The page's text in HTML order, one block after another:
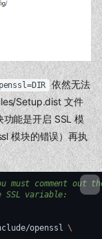
依然无法
Setup.dist 文件
功能是开启 SSL 模
模块的错误）再执
must comment out
variable:
openssl \